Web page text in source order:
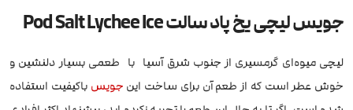
جویس لیچی یخ پاد سالت Pod Salt Lychee Ice
لیچی میوه‌ای گرمسیری از جنوب شرق آسیا با طعمی بسیار دلنشین و
خوش عطر است که از طعم آن برای ساخت این جویس باکیفیت استفاده